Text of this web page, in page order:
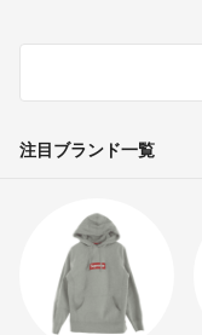
注目ブランド一覧